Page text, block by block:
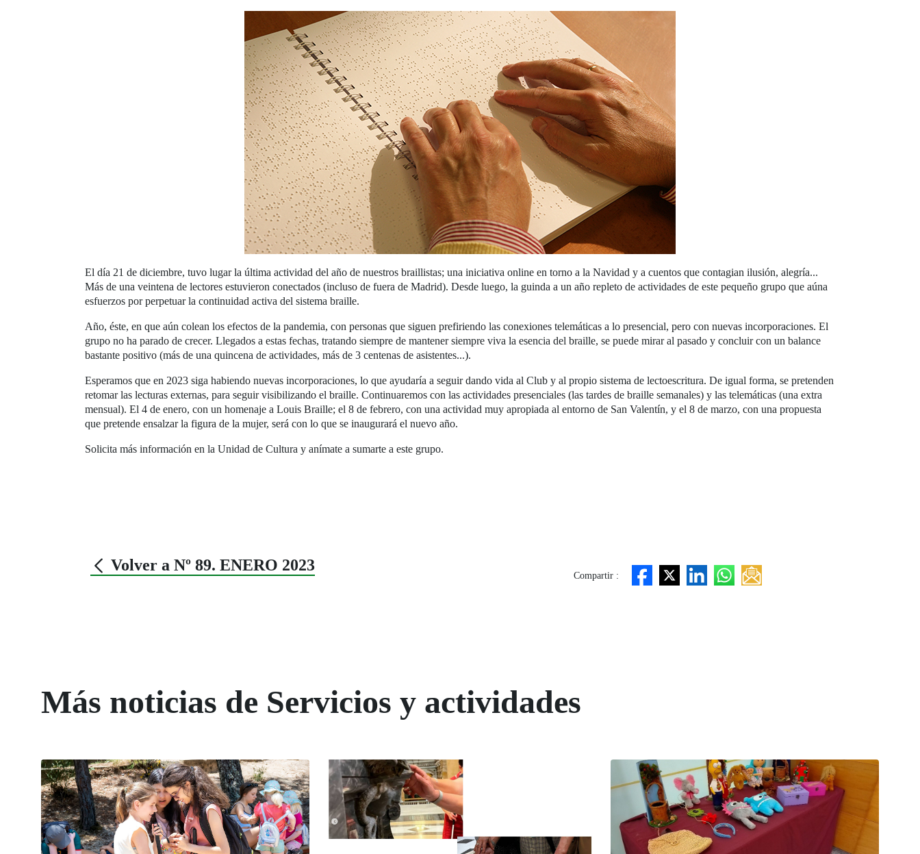
El día 21 de diciembre, tuvo lugar la última actividad del año de nuestros braillistas; una iniciativa online en torno a la Navidad y a cuentos que contagian ilusión, alegría...
Más de una veintena de lectores estuvieron conectados (incluso de fuera de Madrid). Desde luego, la guinda a un año repleto de actividades de este pequeño grupo que aúna
esfuerzos por perpetuar la continuidad activa del sistema braille.
Año, éste, en que aún colean los efectos de la pandemia, con personas que siguen prefiriendo las conexiones telemáticas a lo presencial, pero con nuevas incorporaciones. El
grupo no ha parado de crecer. Llegados a estas fechas, tratando siempre de mantener siempre viva la esencia del braille, se puede mirar al pasado y concluir con un balance
bastante positivo (más de una quincena de actividades, más de 3 centenas de asistentes...).
Esperamos que en 2023 siga habiendo nuevas incorporaciones, lo que ayudaría a seguir dando vida al Club y al propio sistema de lectoescritura. De igual forma, se pretenden
retomar las lecturas externas, para seguir visibilizando el braille. Continuaremos con las actividades presenciales (las tardes de braille semanales) y las telemáticas (una extra
mensual). El 4 de enero, con un homenaje a Louis Braille; el 8 de febrero, con una actividad muy apropiada al entorno de San Valentín, y el 8 de marzo, con una propuesta
que pretende ensalzar la figura de la mujer, será con lo que se inaugurará el nuevo año.
Solicita más información en la Unidad de Cultura y anímate a sumarte a este grupo.
Volver a Nº 89. ENERO 2023
Compartir :
Más noticias de Servicios y actividades